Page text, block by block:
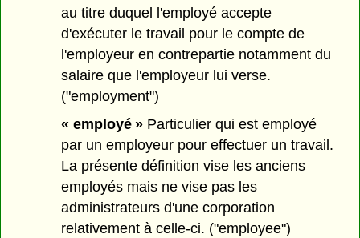
au titre duquel l'employé accepte
d'exécuter le travail pour le compte de
l'employeur en contrepartie notamment du
salaire que l'employeur lui verse.
("employment")
« employé » Particulier qui est employé
par un employeur pour effectuer un travail.
La présente définition vise les anciens
employés mais ne vise pas les
administrateurs d'une corporation
relativement à celle-ci. ("employee")